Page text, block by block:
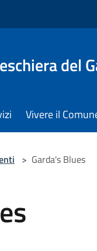
del
Vivere il
> Garda's Blues